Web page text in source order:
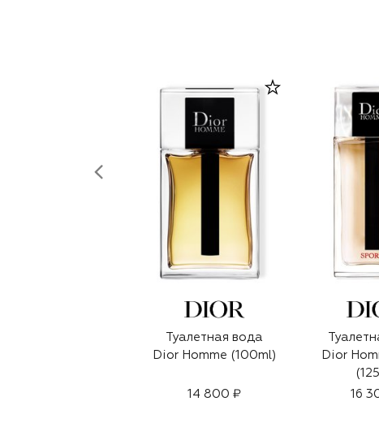
Туалетная вода
Dior Homme (100ml)
14 800 ₽
Dior
16